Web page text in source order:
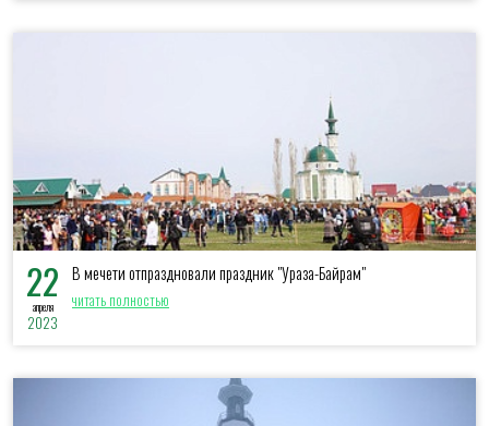
22
апреля
2023
В мечети отпраздновали праздник "Ураза-Байрам"
читать полностью